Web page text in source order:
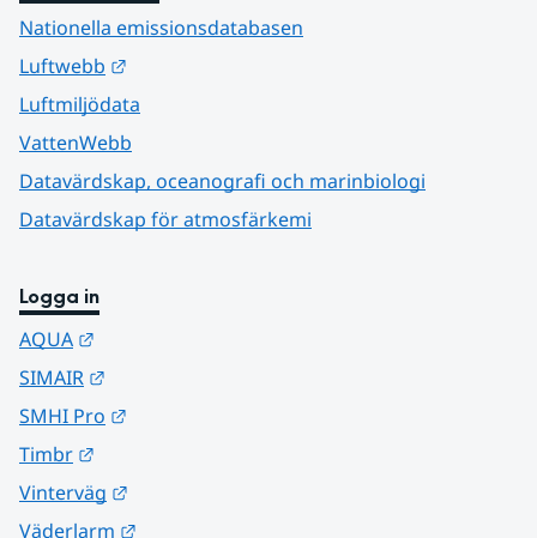
Nationella emissionsdatabasen
Luftwebb
Luftmiljödata
VattenWebb
Datavärdskap, oceanografi och marinbiologi
Datavärdskap för atmosfärkemi
Logga in
AQUA
SIMAIR
SMHI Pro
Timbr
Vinterväg
Väderlarm